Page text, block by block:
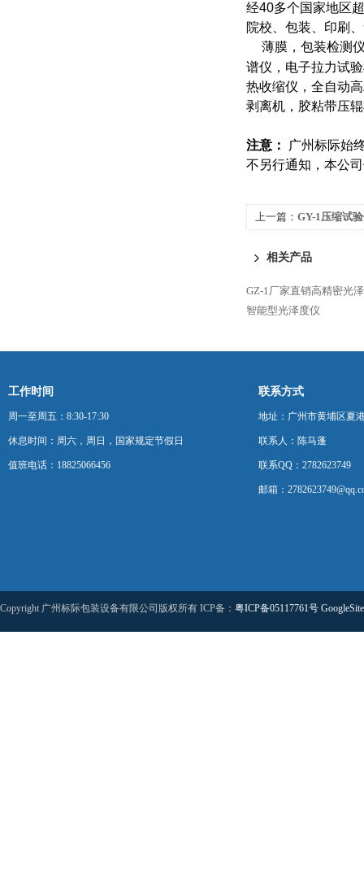
经40多个国家地区
院校、包装、印刷
薄膜，包装检测
谱仪，电子拉力试
热收缩仪，全自动
剥离机，胶粘带压
注意：
广州标际始
不另行通知，本公
上一篇： GY-1压缩试
相关产品
GZ-1厂家直销高精密光
智能型光泽度仪
工作时间
周一至周五：8:30-17:30
休息时间：周六，周日，国家规定节假日
值班电话：18825066456
联系方式
地址：广州市黄埔区夏
联系人：陈马蓬
联系QQ：2782623749
邮箱：
Copyright 广州标际包装设备有限公司版权所有 ICP备： 粤ICP备05117761号